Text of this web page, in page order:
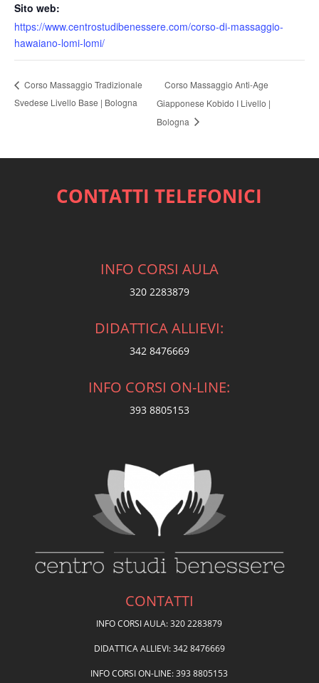
Sito web:
https://www.centrostudibenessere.com/corso-di-massaggio-
hawaiano-lomi-lomi/
Corso Massaggio Tradizionale
Svedese Livello Base | Bologna
Corso Massaggio Anti-Age
Giapponese Kobido I Livello |
Bologna
CONTATTI TELEFONICI
INFO CORSI AULA
320 2283879
DIDATTICA ALLIEVI:
342 8476669
INFO CORSI ON-LINE:
393 8805153
CONTATTI
INFO CORSI AULA: 320 2283879
DIDATTICA ALLIEVI: 342 8476669
INFO CORSI ON-LINE: 393 8805153